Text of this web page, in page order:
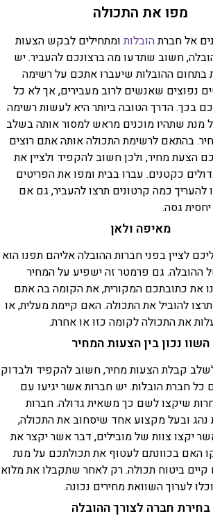
מפו את התכולה
אל חברתהובלותומתחילים לבקש הצעות
חשוב שתדעו מה ברצונכם להעביר. יש
בתחום ההובלות שיעברו אתכם על רשימה
נפוצים שאנשים לרוב מעבירים, אך לא כל
בכך. הדרך הטובה ביותר היא לעשות רשימה
מנת שתהיו מוכנים מראש למסור אותה בשלב
בהתאם לרשימת התכולה אותה אתם רוצים
הצעת מחיר, ולכן חשוב להקפיד ולציין את
כקטנים. עברו בבית ומפו את הפריטים
להעריך כמה קרטונים תרצו להעביר, גם אם
גסה.
מאיפה ולאן
לציין בפני חברות ההובלה אליהם תפנו הוא
ההובלה. גם פרמטר זה ישפיע על המחיר
את כתובתכם המקורית, את הקומה בה אתם
תרצו להוביל את התכולה. האם קיימת מעלית, או
את התכולה לקומה כזו או אחרת.
השוו נכון בין הצעות המחיר
קבלת הצעות מחיר, חשוב להקפיד ולבדוק
חברת הובלות. יש חברות אשר יגיעו עם
שיקצו לשם כך משאית גדולה. חברות
נהג ובעל מקצוע אחד שיסחוב את התכולה,
יקצו צוות של מובילים, דבר אשר יקצר את
האם בכוונתם לעטוף את תכולתכם על מנת
קיים ביטוח תכולה. רק לאחר שתקבלו את מלוא
לערוך השוואת מחירים נכונה.
בחירת חברה לצורך ההובלה